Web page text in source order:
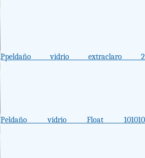
Ppeldaño vidrio extraclaro 2
Peldaño vidrio Float 101010